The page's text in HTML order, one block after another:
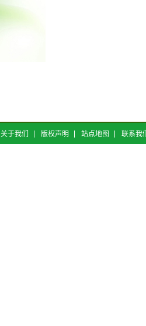
关于我们 版权声明 站点地图 联系我